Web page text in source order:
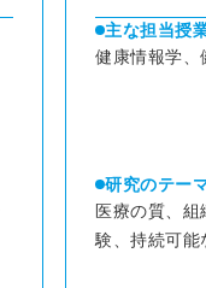
主な担当授
健康情報学、
研究のテー
医療の質、
験、持続可能